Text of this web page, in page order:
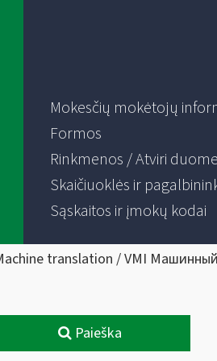
Mokesčių mokėtojų
Formos
Rinkmenos / Atviri
Skaičiuoklės ir
Sąskaitos ir įmokų kodai
translation / VMI
Paieška